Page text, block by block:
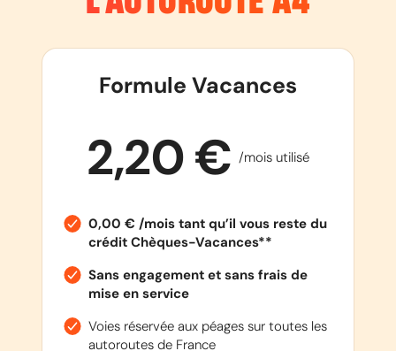
Formule Vacances
2,20 € /mois utilisé
0,00 € /mois tant qu’il vous reste du
crédit Chèques-Vacances**
Sans engagement et sans frais de
mise en service
Voies réservée aux péages sur toutes les
autoroutes de France